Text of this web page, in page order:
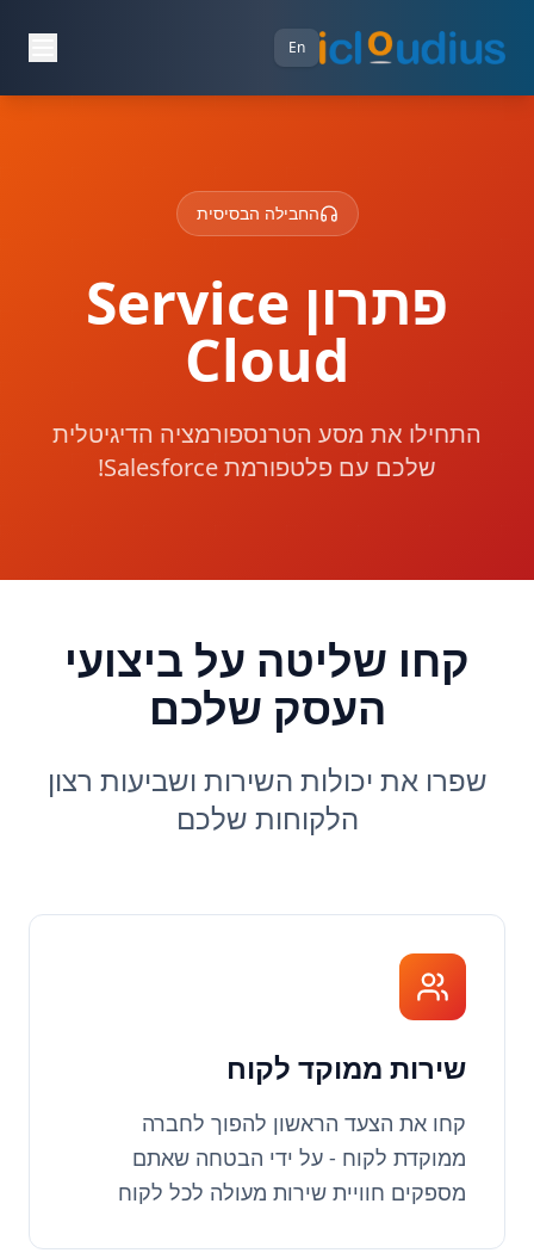
En
החבילה הבסיסית
פתרון Service
Cloud
התחילו את מסע הטרנספורמציה הדיגיטלית
שלכם עם פלטפורמת Salesforce!
קחו שליטה על ביצועי
העסק שלכם
שפרו את יכולות השירות ושביעות רצון
הלקוחות שלכם
שירות ממוקד לקוח
קחו את הצעד הראשון להפוך לחברה
ממוקדת לקוח - על ידי הבטחה שאתם
מספקים חוויית שירות מעולה לכל לקוח